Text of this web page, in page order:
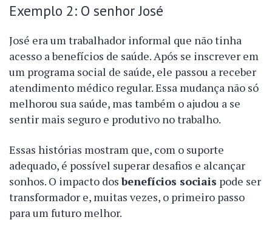
Exemplo 2: O senhor José
José era um trabalhador informal que não tinha
acesso a benefícios de saúde. Após se inscrever em
um programa social de saúde, ele passou a receber
atendimento médico regular. Essa mudança não só
melhorou sua saúde, mas também o ajudou a se
sentir mais seguro e produtivo no trabalho.
Essas histórias mostram que, com o suporte
adequado, é possível superar desafios e alcançar
sonhos. O impacto dosbenefícios sociais pode ser
transformador e, muitas vezes, o primeiro passo
para um futuro melhor.